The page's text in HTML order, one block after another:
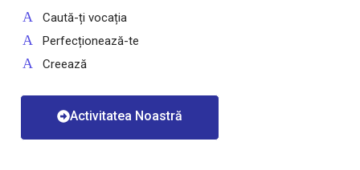
Caută-ți vocația
Perfecționează-te
Creează
Activitatea Noastră